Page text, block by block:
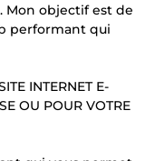
Mon objectif est de
performant qui
INTERNET E-
OU POUR VOTRE